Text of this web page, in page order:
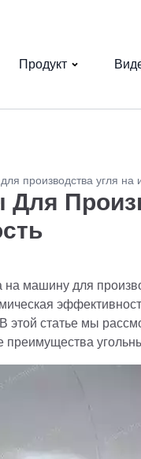
Продукт
производства угля на
машину для
В этой статье мы
преимущества